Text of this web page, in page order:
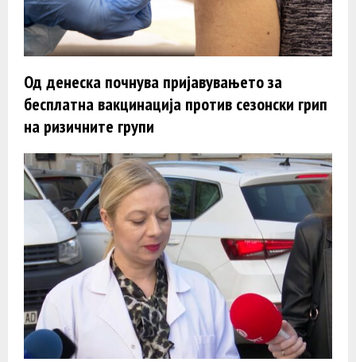
Од денеска почнува пријавувањето за
бесплатна вакцинација против сезонски грип
на ризичните групи